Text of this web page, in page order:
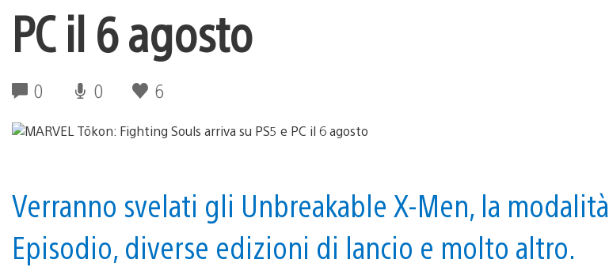
PC il 6 agosto
0 0 6
Verranno svelati gli Unbreakable X-Men, la modalità
Episodio, diverse edizioni di lancio e molto altro.